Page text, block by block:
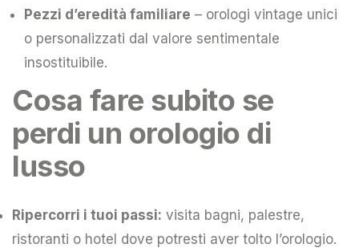
Pezzi d’eredità familiare – orologi vintage unici
o personalizzati dal valore sentimentale
insostituibile.
Cosa fare subito se
perdi un orologio di
lusso
Ripercorri i tuoi passi: visita bagni, palestre,
ristoranti o hotel dove potresti aver tolto l’orologio.